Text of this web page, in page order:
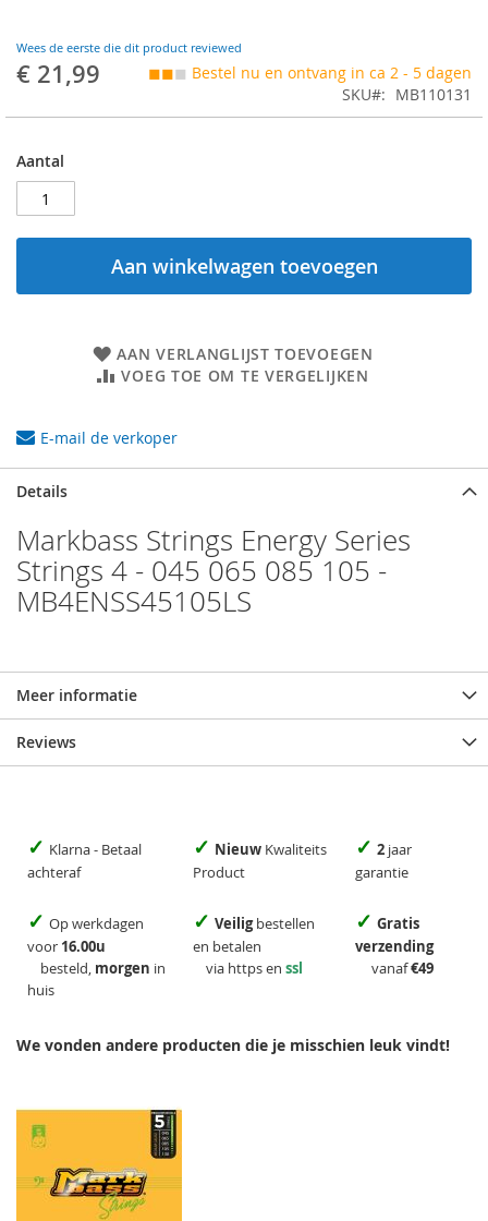
Wees de eerste die dit product reviewed
€ 21,99 ◼◼◼ Bestel nu en ontvang in ca 2 - 5 dagen
SKU
MB110131
Aantal
Aan winkelwagen toevoegen
AAN VERLANGLIJST TOEVOEGEN
VOEG TOE OM TE VERGELIJKEN
E-mail de verkoper
Details
Markbass Strings Energy Series
Strings 4 - 045 065 085 105 -
MB4ENSS45105LS
Meer informatie
Reviews
✓ Klarna - Betaal
achteraf
✓ Nieuw Kwaliteits
Product
✓ 2 jaar
garantie
✓ Op werkdagen
voor 16.00u
besteld, morgen in
huis
✓ Veiligbestellen
en betalen
via https en ssl
✓ Gratis
verzending
vanaf€49
We vonden andere producten die je misschien leuk vindt!